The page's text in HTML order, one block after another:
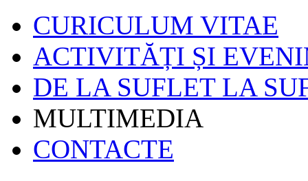
CURICULUM VITAE
ACTIVITĂȚI ȘI
DE LA SUFLET LA
MULTIMEDIA
CONTACTE